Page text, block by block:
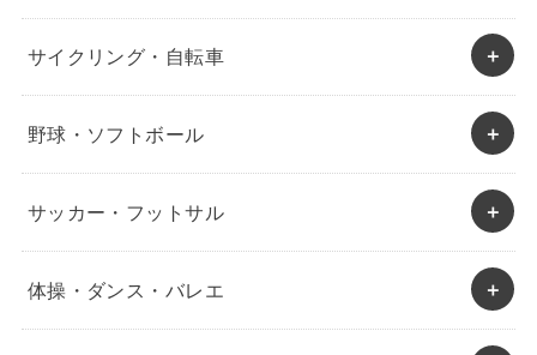
サイクリング・自転車
野球・ソフトボール
サッカー・フットサル
体操・ダンス・バレエ